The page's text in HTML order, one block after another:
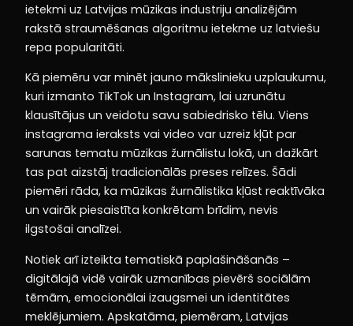
ietekmi uz Latvijas mūzikas industriju analizējām
rakstā straumēšanas algoritmu ietekme uz latviešu
repa popularitāti.
Kā piemēru var minēt jauno mākslinieku uzplaukumu,
kuri izmanto TikTok un Instagram, lai uzrunātu
klausītājus un veidotu savu sabiedrisko tēlu. Viens
instagrama ieraksts vai video var uzreiz kļūt par
sarunas tematu mūzikas žurnālistu lokā, un dažkārt
tas pat aizstāj tradicionālās preses relīzes. Šādi
piemēri rāda, ka mūzikas žurnālistika kļūst reaktīvāka
un vairāk piesaistīta konkrētam brīdim, nevis
ilgstošai analīzei.
Notiek arī izteikta tematiskā paplašināšanās –
digitālajā vidē vairāk uzmanības pievērš sociālām
tēmām, emocionālai izaugsmei un identitātes
meklējumiem. Apskatāma, piemēram, Latvijas